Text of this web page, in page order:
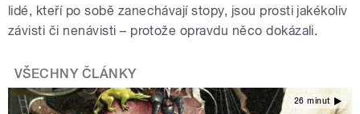
lidé, kteří po sobě zanechávají stopy, jsou prosti jakékoliv
závisti či nenávisti – protože opravdu něco dokázali.
VŠECHNY ČLÁNKY
26 minut